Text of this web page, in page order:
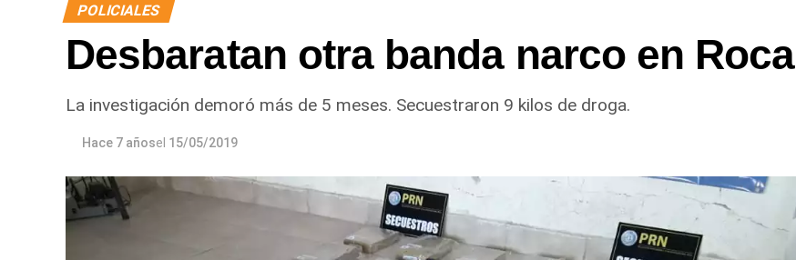
POLICIALES
Desbaratan otra banda narco en Roca
La investigación demoró más de 5 meses. Secuestraron 9 kilos de droga.
Hace 7 añosel 15/05/2019